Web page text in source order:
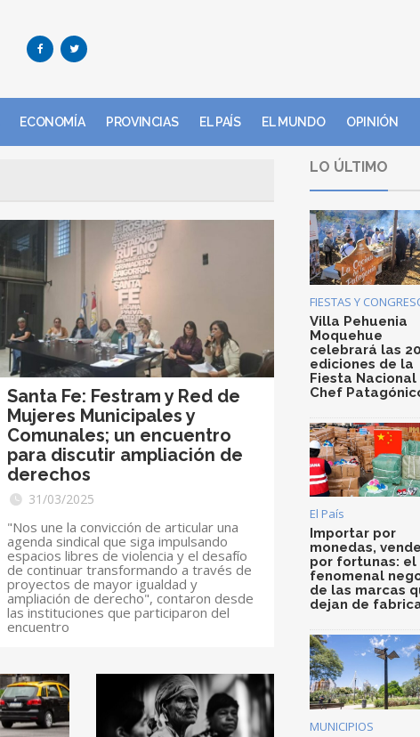
ECONOMÍA PROVINCIAS EL PAÍS EL MUNDO OPINIÓN
Santa Fe: Festram y Red de
Mujeres Municipales y
Comunales; un encuentro
para discutir ampliación de
derechos
31/03/2025
"Nos une la convicción de articular una
agenda sindical que siga impulsando
espacios libres de violencia y el desafío
de continuar transformando a través de
proyectos de mayor igualdad y
ampliación de derecho", contaron desde
las instituciones que participaron del
encuentro
LO ÚLTIMO
FIESTAS Y
Villa Pehuenia
Moquehue
celebrará las
ediciones de la
Fiesta
Chef
El País
Importar por
monedas,
por fortunas: el
fenomenal
de las marcas
dejan de
MUNICIPIOS